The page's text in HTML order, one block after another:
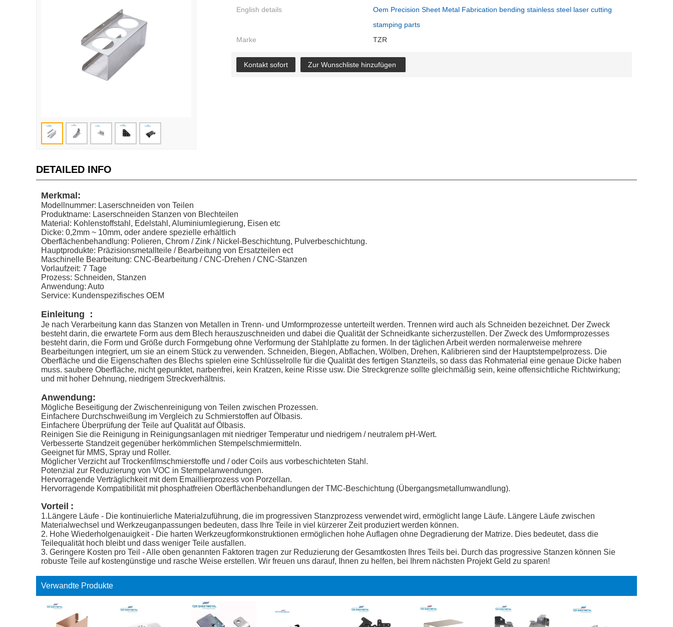
English details
Oem Precision Sheet Metal Fabrication bending stainless steel laser cutting
stamping parts
Marke
TZR
Kontakt sofort Zur Wunschliste hinzufügen
DETAILED INFO
Merkmal:
Modellnummer: Laserschneiden von Teilen
Produktname: Laserschneiden Stanzen von Blechteilen
Material: Kohlenstoffstahl, Edelstahl, Aluminiumlegierung, Eisen etc
Dicke: 0,2mm ~ 10mm, oder andere spezielle erhältlich
Oberflächenbehandlung: Polieren, Chrom / Zink / Nickel-Beschichtung, Pulverbeschichtung.
Hauptprodukte: Präzisionsmetallteile / Bearbeitung von Ersatzteilen ect
Maschinelle Bearbeitung: CNC-Bearbeitung / CNC-Drehen / CNC-Stanzen
Vorlaufzeit: 7 Tage
Prozess: Schneiden, Stanzen
Anwendung: Auto
Service: Kundenspezifisches OEM
Einleitung ：
Je nach Verarbeitung kann das Stanzen von Metallen in Trenn- und Umformprozesse unterteilt werden. Trennen wird auch als Schneiden bezeichnet. Der Zweck
besteht darin, die erwartete Form aus dem Blech herauszuschneiden und dabei die Qualität der Schneidkante sicherzustellen. Der Zweck des Umformprozesses
besteht darin, die Form und Größe durch Formgebung ohne Verformung der Stahlplatte zu formen. In der täglichen Arbeit werden normalerweise mehrere
Bearbeitungen integriert, um sie an einem Stück zu verwenden. Schneiden, Biegen, Abflachen, Wölben, Drehen, Kalibrieren sind der Hauptstempelprozess. Die
Oberfläche und die Eigenschaften des Blechs spielen eine Schlüsselrolle für die Qualität des fertigen Stanzteils, so dass das Rohmaterial eine genaue Dicke haben
muss. saubere Oberfläche, nicht gepunktet, narbenfrei, kein Kratzen, keine Risse usw. Die Streckgrenze sollte gleichmäßig sein, keine offensichtliche Richtwirkung;
und mit hoher Dehnung, niedrigem Streckverhältnis.
Anwendung:
Mögliche Beseitigung der Zwischenreinigung von Teilen zwischen Prozessen.
Einfachere Durchschweißung im Vergleich zu Schmierstoffen auf Ölbasis.
Einfachere Überprüfung der Teile auf Qualität auf Ölbasis.
Reinigen Sie die Reinigung in Reinigungsanlagen mit niedriger Temperatur und niedrigem / neutralem pH-Wert.
Verbesserte Standzeit gegenüber herkömmlichen Stempelschmiermitteln.
Geeignet für MMS, Spray und Roller.
Möglicher Verzicht auf Trockenfilmschmierstoffe und / oder Coils aus vorbeschichteten Stahl.
Potenzial zur Reduzierung von VOC in Stempelanwendungen.
Hervorragende Verträglichkeit mit dem Emaillierprozess von Porzellan.
Hervorragende Kompatibilität mit phosphatfreien Oberflächenbehandlungen der TMC-Beschichtung (Übergangsmetallumwandlung).
Vorteil :
1.Längere Läufe - Die kontinuierliche Materialzuführung, die im progressiven Stanzprozess verwendet wird, ermöglicht lange Läufe. Längere Läufe zwischen
Materialwechsel und Werkzeuganpassungen bedeuten, dass Ihre Teile in viel kürzerer Zeit produziert werden können.
2. Hohe Wiederholgenauigkeit - Die harten Werkzeugformkonstruktionen ermöglichen hohe Auflagen ohne Degradierung der Matrize. Dies bedeutet, dass die
Teilequalität hoch bleibt und dass weniger Teile ausfallen.
3. Geringere Kosten pro Teil - Alle oben genannten Faktoren tragen zur Reduzierung der Gesamtkosten Ihres Teils bei. Durch das progressive Stanzen können Sie
robuste Teile auf kostengünstige und rasche Weise erstellen. Wir freuen uns darauf, Ihnen zu helfen, bei Ihrem nächsten Projekt Geld zu sparen!
Verwandte Produkte